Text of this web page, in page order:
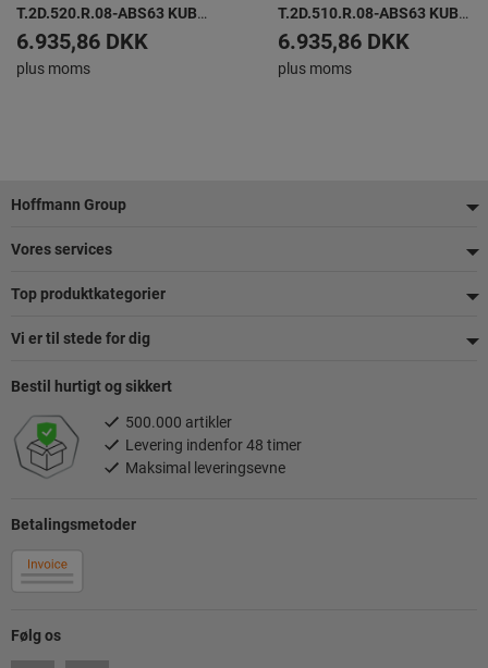
T.2D.520.R.08-ABS63 KUB
TRIGON -
6.935,86 DKK
plus moms
T.2D.510.R.08-ABS63 KUB
TRIGON -
6.935,86 DKK
plus moms
Footer
Hoffmann Group
Vores services
Top produktkategorier
Vi er til stede for dig
Følg os
Betalingsmetoder
Bestil hurtigt og sikkert
500.000 artikler
Levering indenfor 48 timer
Maksimal leveringsevne